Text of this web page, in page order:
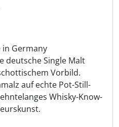
in Germany
deutsche Single Malt
Vorbild.
auf echte Pot-Still-
Whisky-Know-